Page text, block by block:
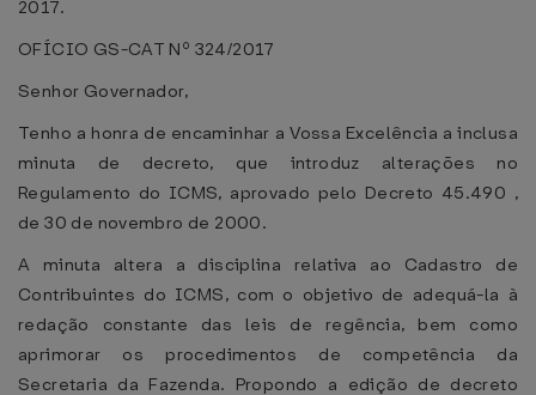
2017.
OFÍCIO GS-CAT Nº 324/2017
Senhor Governador,
Tenho a honra de encaminhar a Vossa Excelência a inclusa
minuta de decreto, que introduz alterações no
Regulamento do ICMS, aprovado pelo Decreto 45.490 ,
de 30 de novembro de 2000.
A minuta altera a disciplina relativa ao Cadastro de
Contribuintes do ICMS, com o objetivo de adequá-la à
redação constante das leis de regência, bem como
aprimorar os procedimentos de competência da
Secretaria da Fazenda. Propondo a edição de decreto